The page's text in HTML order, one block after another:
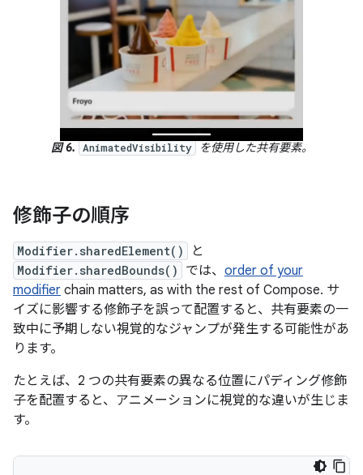
図 6. AnimatedVisibility を使用した共有要素。
修飾子の順序
Modifier.sharedElement() と
Modifier.sharedBounds() では、 order of your
modifier chain matters, as with the rest of Compose. サ
イズに影響する修飾子を誤って配置すると、共有要素の一
致中に予期しない視覚的なジャンプが発生する可能性があ
ります。
たとえば、2 つの共有要素の異なる位置にパディング修飾
子を配置すると、アニメーションに視覚的な違いが生じま
す。